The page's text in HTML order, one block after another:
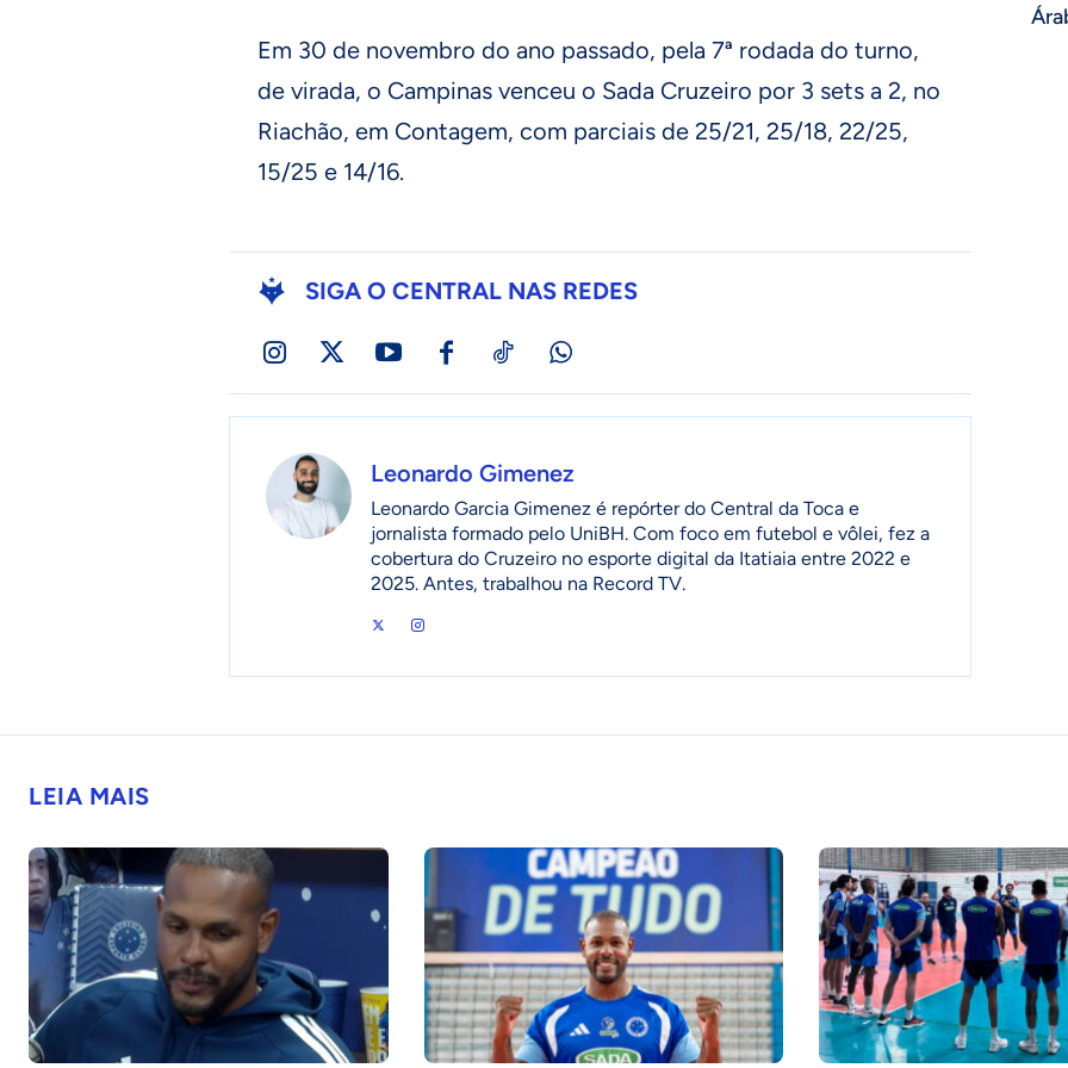
Em 30 de novembro do ano passado, pela 7ª rodada do turno,
de virada, o Campinas venceu o Sada Cruzeiro por 3 sets a 2, no
Riachão, em Contagem, com parciais de 25/21, 25/18, 22/25,
15/25 e 14/16.
SIGA O CENTRAL NAS REDES
Leonardo Gimenez
Leonardo Garcia Gimenez é repórter do Central da Toca e
jornalista formado pelo UniBH. Com foco em futebol e vôlei, fez a
cobertura do Cruzeiro no esporte digital da Itatiaia entre 2022 e
2025. Antes, trabalhou na Record TV.
LEIA MAIS